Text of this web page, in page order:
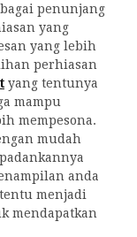
penunjang
yang
yang lebih
perhiasan
yang tentunya
mampu
mempesona.
mudah
anda
menjadi
mendapatkan